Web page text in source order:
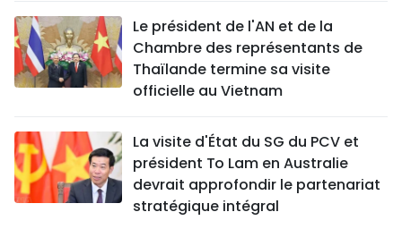
Le président de l'AN et de la
Chambre des représentants de
Thaïlande termine sa visite
officielle au Vietnam
La visite d'État du SG du PCV et
président To Lam en Australie
devrait approfondir le partenariat
stratégique intégral